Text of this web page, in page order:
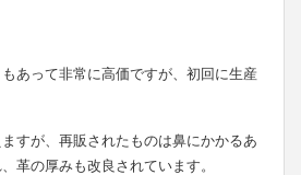
あって非常に高価ですが、初回に生産
すが、再販されたものは鼻にかかるあ
革の厚みも改良されています。